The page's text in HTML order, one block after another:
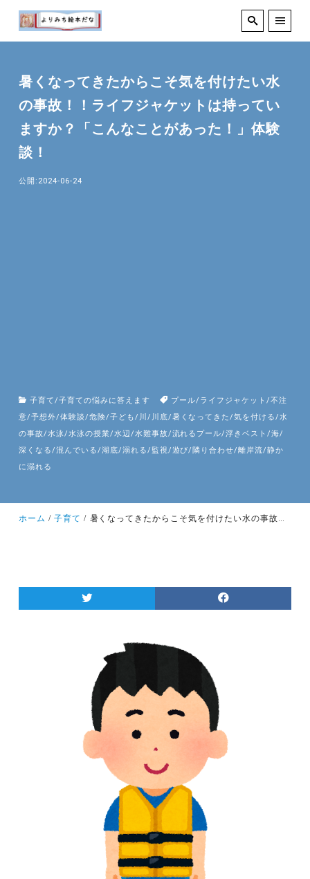
暑くなってきたからこそ気を付けたい水
の事故！！ライフジャケットは持ってい
ますか？「こんなことがあった！」体験
談！
公開:2024-06-24
子育て/子育ての悩みに答えます プール/ ライフジャケット /不注
意/予想外/体験談/危険/子ども/ 川 / 川底/暑くなってきた/気を付ける/水
の事故/水泳/水泳の授業/水辺/水難事故/流れるプール/浮きベスト/海/
深くなる/混んでいる/湖底/溺れる/ 監視/遊び/ 隣り合わせ/離岸流/静か
に溺れる
ホーム 子育て 暑くなってきたからこそ気を付けたい水の事故！！ライフジャケットは持っていますか？「こんなことがあった！」体験談！